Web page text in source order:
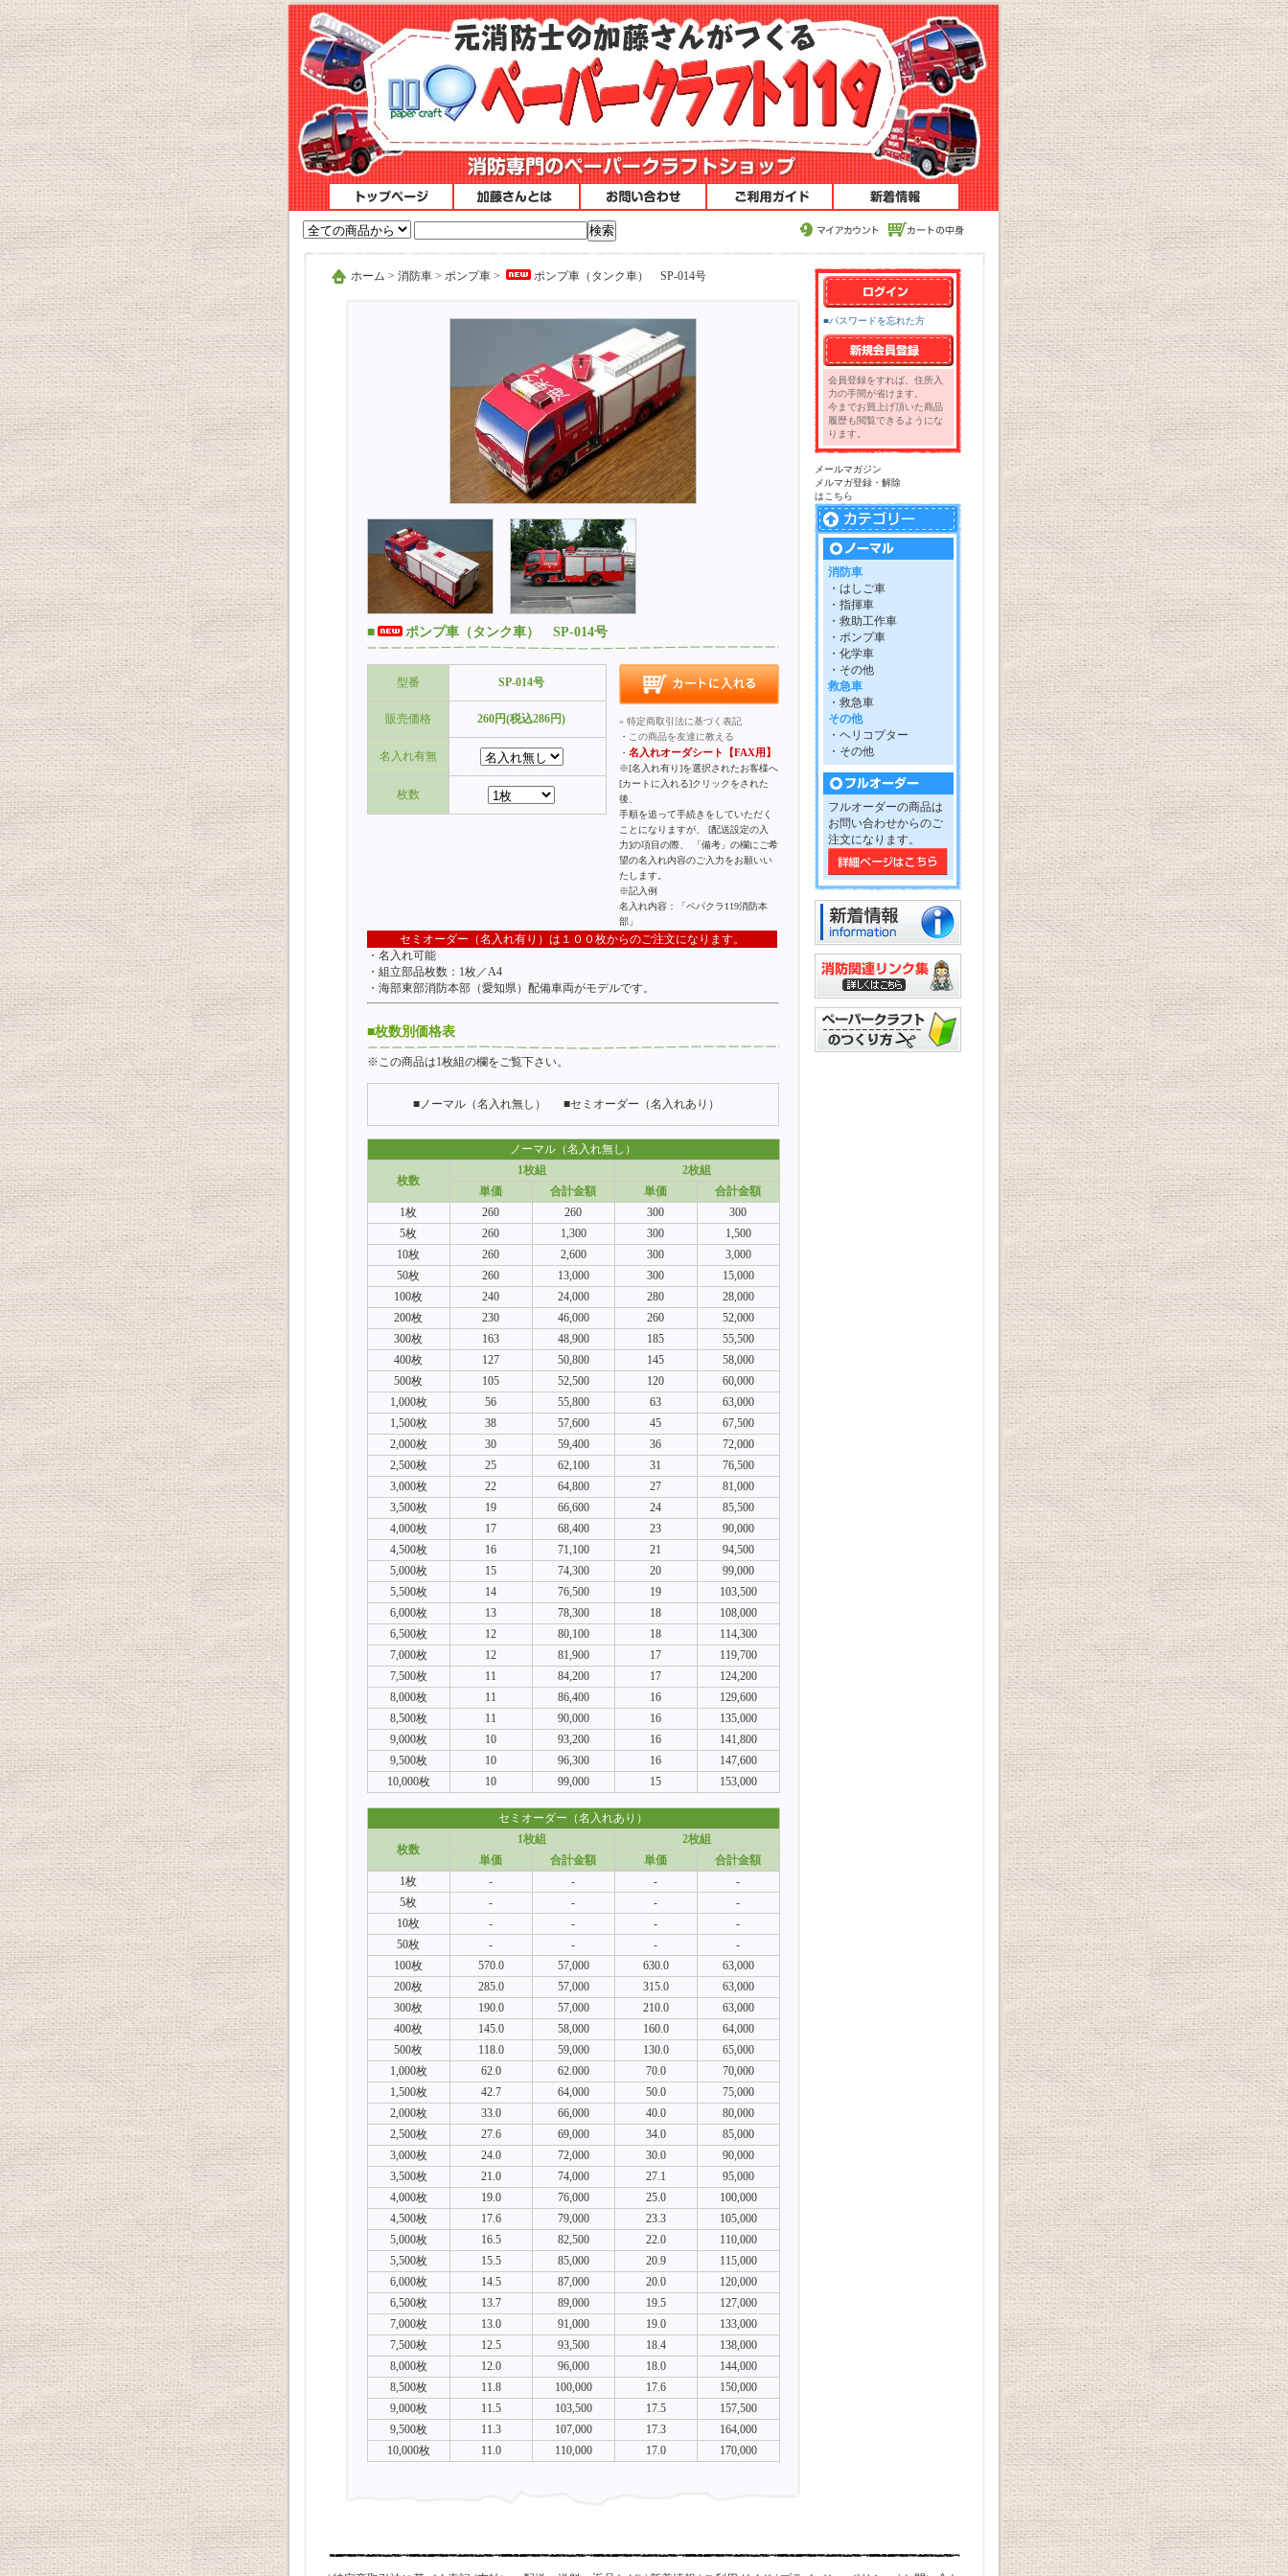
ホーム > 消防車 > ポンプ車 > ポンプ車（タンク車） SP-014号
■ ポンプ車（タンク車） SP-014号
型番 SP-014号
販売価格 260円(税込286円)
名入れ有無
枚数
» 特定商取引法に基づく表記
・ この商品を友達に教える
・ 名入れオーダシート【FAX用】
※[名入れ有り]を選択されたお客様へ
[カートに入れる]クリックをされた
後、
手順を追って手続きをしていただく
ことになりますが、 [配送設定の入
力]の項目の際、 「備考」の欄にご希
望の名入れ内容のご入力をお願いい
たします。
※記入例
名入れ内容：「ペパクラ119消防本
部」
セミオーダー（名入れ有り）は１００枚からのご注文になります。
・名入れ可能
・組立部品枚数：1枚／A4
・海部東部消防本部（愛知県）配備車両がモデルです。
■枚数別価格表
※この商品は1枚組の欄をご覧下さい。
■ノーマル（名入れ無し） ■セミオーダー（名入れあり）
ノーマル（名入れ無し）
枚数
1枚組
2枚組
単価
合計金額 単価
合計金額
1枚
260 260 300
300
5枚
260 1,300 300
1,500
10枚
260 2,600 300
3,000
50枚
260 13,000 300
15,000
100枚
240 24,000 280
28,000
200枚
230 46,000 260
52,000
300枚
163 48,900 185
55,500
400枚
127 50,800 145
58,000
500枚
105 52,500 120
60,000
1,000枚
56 55,800 63
63,000
1,500枚
38 57,600 45
67,500
2,000枚
30 59,400 36
72,000
2,500枚
25 62,100 31
76,500
3,000枚
22 64,800 27
81,000
3,500枚
19 66,600 24
85,500
4,000枚
17 68,400 23
90,000
4,500枚
16 71,100 21
94,500
5,000枚
15 74,300 20
99,000
5,500枚
14 76,500 19
103,500
6,000枚
13 78,300 18
108,000
6,500枚
12 80,100 18
114,300
7,000枚
12 81,900 17
119,700
7,500枚
11 84,200 17
124,200
8,000枚
11 86,400 16
129,600
8,500枚
11 90,000 16
135,000
9,000枚
10 93,200 16
141,800
9,500枚
10 96,300 16
147,600
10,000枚
10 99,000 15 153,000
セミオーダー（名入れあり）
枚数
1枚組
2枚組
単価
合計金額 単価
合計金額
1枚
- - -
-
5枚
- - -
-
10枚
- - -
-
50枚
- - -
-
100枚
570.0 57,000 630.0
63,000
200枚
285.0 57,000 315.0
63,000
300枚
190.0 57,000 210.0
63,000
400枚
145.0 58,000 160.0
64,000
500枚
118.0 59,000 130.0
65,000
1,000枚
62.0 62.000 70.0
70,000
1,500枚
42.7 64,000 50.0
75,000
2,000枚
33.0 66,000 40.0
80,000
2,500枚
27.6 69,000 34.0
85,000
3,000枚
24.0 72,000 30.0
90,000
3,500枚
21.0 74,000 27.1
95,000
4,000枚
19.0 76,000 25.0
100,000
4,500枚
17.6 79,000 23.3
105,000
5,000枚
16.5 82,500 22.0
110,000
5,500枚
15.5 85,000 20.9
115,000
6,000枚
14.5 87,000 20.0
120,000
6,500枚
13.7 89,000 19.5
127,000
7,000枚
13.0 91,000 19.0
133,000
7,500枚
12.5 93,500 18.4
138,000
8,000枚
12.0 96,000 18.0
144,000
8,500枚
11.8 100,000 17.6
150,000
9,000枚
11.5 103,500 17.5
157,500
9,500枚
11.3 107,000 17.3
164,000
10,000枚
11.0 110,000 17.0 170,000
■パスワードを忘れた方
会員登録をすれば、住所入
力の手間が省けます。
今までお買上げ頂いた商品
履歴も閲覧できるようにな
ります。
メールマガジン
メルマガ登録・解除
はこちら
消防車
・はしご車
・指揮車
・救助工作車
・ポンプ車
・化学車
・その他
救急車
・救急車
その他
・ヘリコプター
・その他
フルオーダーの商品は
お問い合わせからのご
注文になります。